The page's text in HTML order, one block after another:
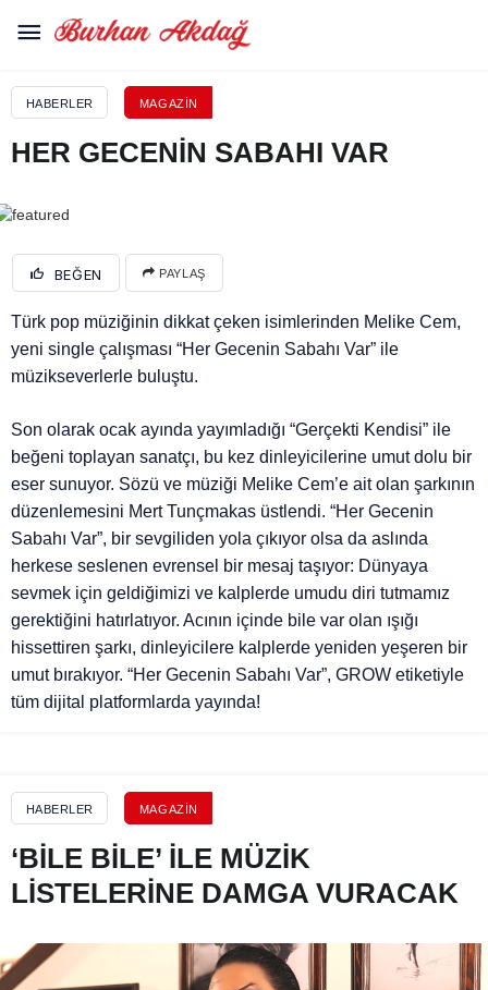
HABERLER MAGAZIN
HER GECENİN SABAHI VAR
BEĞEN PAYLAŞ
Türk pop müziğinin dikkat çeken isimlerinden Melike Cem,
yeni single çalışması “Her Gecenin Sabahı Var” ile
müzikseverlerle buluştu.
Son olarak ocak ayında yayımladığı “Gerçekti Kendisi” ile
beğeni toplayan sanatçı, bu kez dinleyicilerine umut dolu bir
eser sunuyor. Sözü ve müziği Melike Cem’e ait olan şarkının
düzenlemesini Mert Tunçmakas üstlendi. “Her Gecenin
Sabahı Var”, bir sevgiliden yola çıkıyor olsa da aslında
herkese seslenen evrensel bir mesaj taşıyor: Dünyaya
sevmek için geldiğimizi ve kalplerde umudu diri tutmamız
gerektiğini hatırlatıyor. Acının içinde bile var olan ışığı
hissettiren şarkı, dinleyicilere kalplerde yeniden yeşeren bir
umut bırakıyor. “Her Gecenin Sabahı Var”, GROW etiketiyle
tüm dijital platformlarda yayında!
HABERLER MAGAZIN
‘BİLE BİLE’ İLE MÜZİK
LİSTELERİNE DAMGA VURACAK